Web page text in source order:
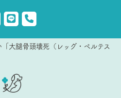
大腿骨頭壊死（レッグ・ペルテス